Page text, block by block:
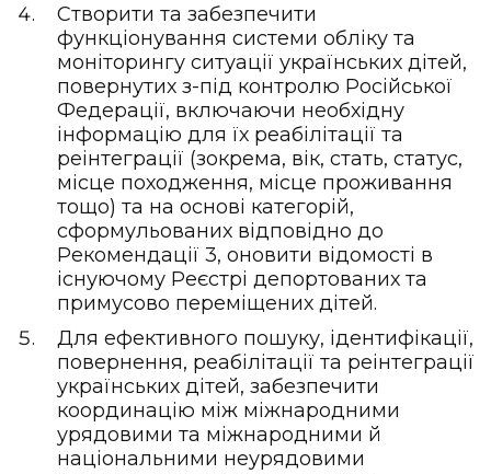
Створити та забезпечити
функціонування системи обліку та
моніторингу ситуації українських дітей,
повернутих з-під контролю Російської
Федерації, включаючи необхідну
інформацію для їх реабілітації та
реінтеграції (зокрема, вік, стать, статус,
місце походження, місце проживання
тощо) та на основі категорій,
сформульованих відповідно до
Рекомендації 3, оновити відомості в
існуючому Реєстрі депортованих та
примусово переміщених дітей.
Для ефективного пошуку, ідентифікації,
повернення, реабілітації та реінтеграції
українських дітей, забезпечити
координацію між міжнародними
урядовими та міжнародними й
національними неурядовими